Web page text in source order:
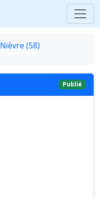
Nièvre (58)
Publié